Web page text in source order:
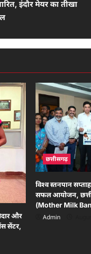
इंदौर मेयर का तीखा
और
सेंटर,
छत्तीसगढ़
विश्व स्तनपान
सफल आयोजन,
(Mother Milk
Admin